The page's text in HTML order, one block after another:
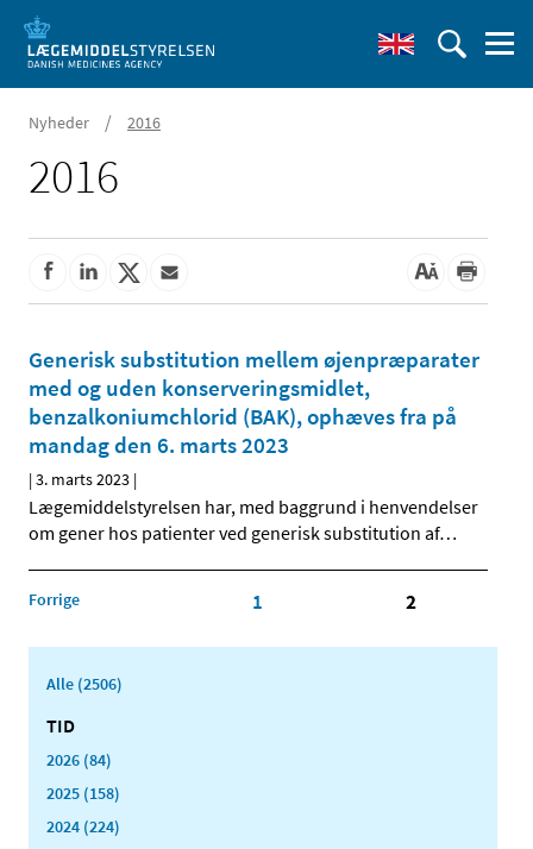
Nyheder / 2016
2016
Generisk substitution mellem øjenpræparater
med og uden konserveringsmidlet,
benzalkoniumchlorid (BAK), ophæves fra på
mandag den 6. marts 2023
|3. marts 2023 |
Lægemiddelstyrelsen har, med baggrund i henvendelser
om gener hos patienter ved generisk substitution af…
Forrige 1 2
Alle (2506)
TID
2026 (84)
2025 (158)
2024 (224)